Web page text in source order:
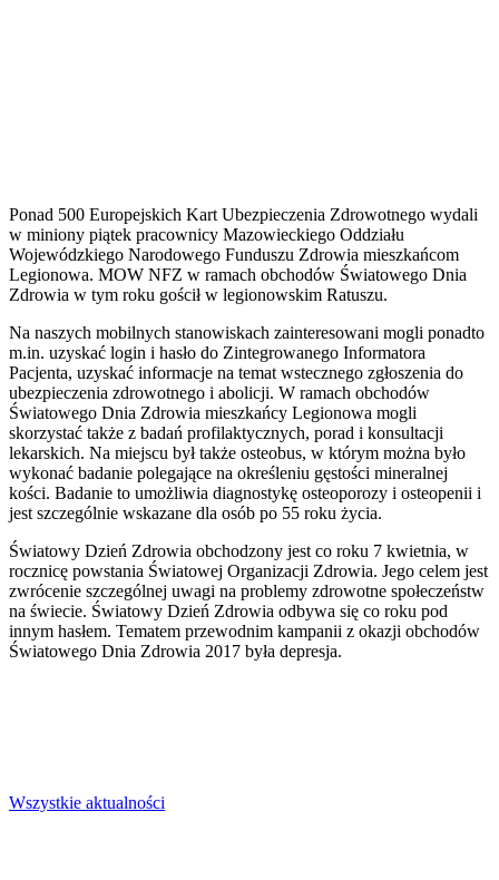
Ponad 500 Europejskich Kart Ubezpieczenia Zdrowotnego wydali
w miniony piątek pracownicy Mazowieckiego Oddziału
Wojewódzkiego Narodowego Funduszu Zdrowia mieszkańcom
Legionowa. MOW NFZ w ramach obchodów Światowego Dnia
Zdrowia w tym roku gościł w legionowskim Ratuszu.
Na naszych mobilnych stanowiskach zainteresowani mogli ponadto
m.in. uzyskać login i hasło do Zintegrowanego Informatora
Pacjenta, uzyskać informacje na temat wstecznego zgłoszenia do
ubezpieczenia zdrowotnego i abolicji. W ramach obchodów
Światowego Dnia Zdrowia mieszkańcy Legionowa mogli
skorzystać także z badań profilaktycznych, porad i konsultacji
lekarskich. Na miejscu był także osteobus, w którym można było
wykonać badanie polegające na określeniu gęstości mineralnej
kości. Badanie to umożliwia diagnostykę osteoporozy i osteopenii i
jest szczególnie wskazane dla osób po 55 roku życia.
Światowy Dzień Zdrowia obchodzony jest co roku 7 kwietnia, w
rocznicę powstania Światowej Organizacji Zdrowia. Jego celem jest
zwrócenie szczególnej uwagi na problemy zdrowotne społeczeństw
na świecie. Światowy Dzień Zdrowia odbywa się co roku pod
innym hasłem. Tematem przewodnim kampanii z okazji obchodów
Światowego Dnia Zdrowia 2017 była depresja.
Wszystkie aktualności